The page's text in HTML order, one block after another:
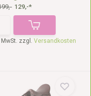
129,-*
zzgl. Versandkosten